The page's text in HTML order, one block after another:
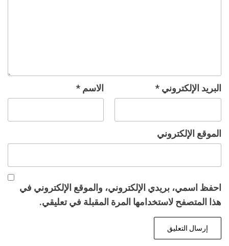
الاسم * البريد الإلكتروني *
الموقع الإلكتروني
احفظ اسمي، بريدي الإلكتروني، والموقع الإلكتروني في
هذا المتصفح لاستخدامها المرة المقبلة في تعليقي.